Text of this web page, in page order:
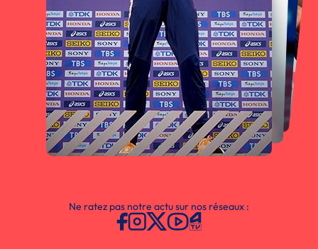
Ne ratez pas notre actu sur nos réseaux :